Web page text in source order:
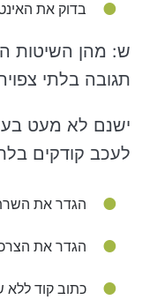
בדוק את
ש: מהן השיטות
תגובה בלתי
ישנם לא מעט
לעכב קודקים
הגדר את
הגדר את
כתוב קוד ללא